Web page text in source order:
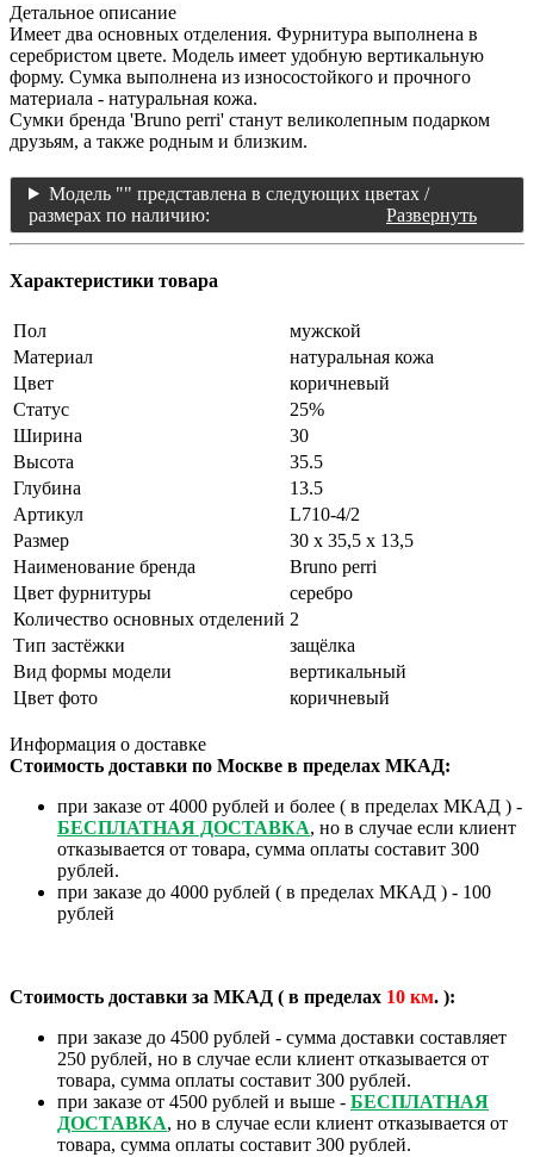
Детальное описание
Имеет два основных отделения. Фурнитура выполнена в
серебристом цвете. Модель имеет удобную вертикальную
форму. Сумка выполнена из износостойкого и прочного
материала - натуральная кожа.
Сумки бренда 'Bruno perri' станут великолепным подарком
друзьям, а также родным и близким.
Модель "" представлена в следующих цветах /
размерах по наличию:
Развернуть
Характеристики товара
Пол
мужской
Материал
натуральная кожа
Цвет
коричневый
Статус
25%
Ширина
30
Высота
35.5
Глубина
13.5
Артикул
L710-4/2
Размер
30 x 35,5 x 13,5
Наименование бренда
Bruno perri
Цвет фурнитуры
серебро
Количество основных отделений 2
Тип застёжки
защёлка
Вид формы модели
вертикальный
Цвет фото
коричневый
Информация о доставке
Стоимость доставки по Москве в пределах МКАД:
при заказе от 4000 рублей и более ( в пределах МКАД ) -
БЕСПЛАТНАЯ ДОСТАВКА, но в случае если клиент
отказывается от товара, сумма оплаты составит 300
рублей.
при заказе до 4000 рублей ( в пределах МКАД ) - 100
рублей
Стоимость доставки за МКАД ( в пределах 10 км. ):
при заказе до 4500 рублей - сумма доставки составляет
250 рублей, но в случае если клиент отказывается от
товара, сумма оплаты составит 300 рублей.
при заказе от 4500 рублей и выше - БЕСПЛАТНАЯ
ДОСТАВКА, но в случае если клиент отказывается от
товара, сумма оплаты составит 300 рублей.